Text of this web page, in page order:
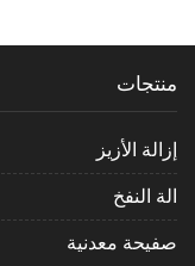
منتجات
إزالة الأزيز
الة النفخ
صفيحة معدنية